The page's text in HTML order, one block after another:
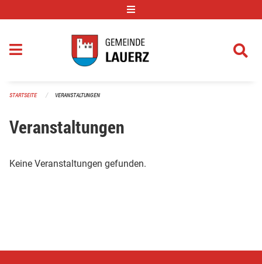
STARTSEITE VERANSTALTUNGEN
Veranstaltungen
Keine Veranstaltungen gefunden.